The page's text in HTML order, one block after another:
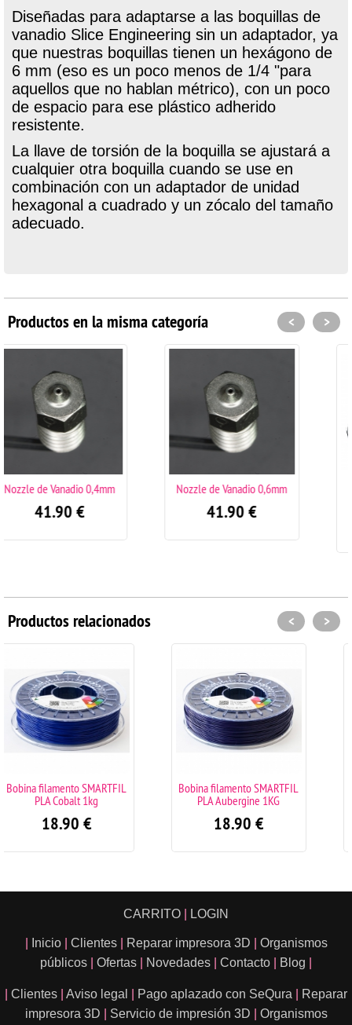
Diseñadas para adaptarse a las boquillas de
vanadio Slice Engineering sin un adaptador, ya
que nuestras boquillas tienen un hexágono de
6 mm (eso es un poco menos de 1/4 "para
aquellos que no hablan métrico), con un poco
de espacio para ese plástico adherido
resistente.
La llave de torsión de la boquilla se ajustará a
cualquier otra boquilla cuando se use en
combinación con un adaptador de unidad
hexagonal a cuadrado y un zócalo del tamaño
adecuado.
Productos en la misma categoría
Nozzle de Vanadio 0,6mm
Raise3D Pro2 Upgrade
< >
Productos relacionados
Bobina filamento SMARTFIL
PLA Aubergine 1KG
Bobina filamento
PLA Mahogany marrón
< >
CARRITO LOGIN
Inicio Clientes Reparar impresora 3D
Organismos
públicos
Ofertas Novedades Contacto Blog
Clientes Aviso legal Pago aplazado con SeQura
Reparar
impresora 3D
Servicio de impresión 3D
Organismos